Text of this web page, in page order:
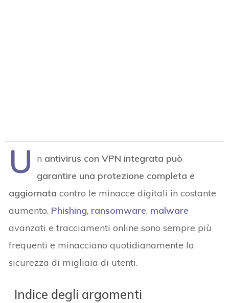
U n antivirus con VPN integrata può
garantire una protezione completa e
aggiornata contro le minacce digitali in costante
aumento. Phishing, ransomware, malware
avanzati e tracciamenti online sono sempre più
frequenti e minacciano quotidianamente la
sicurezza di migliaia di utenti.
Indice degli argomenti